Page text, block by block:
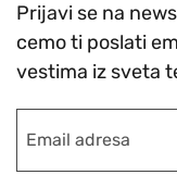
Prijavi se na
cemo ti poslati
vestima iz sveta